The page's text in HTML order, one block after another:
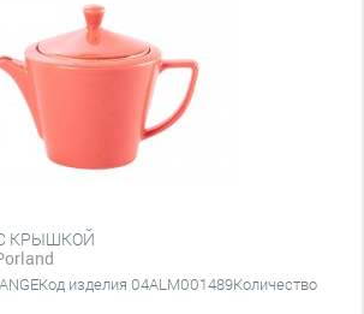
КРЫШКОЙ
изделия 04ALM001489Количество